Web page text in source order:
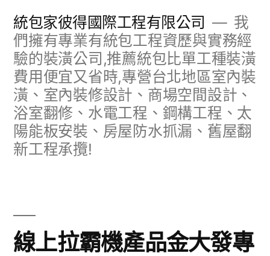
統包家彼得國際工程有限公司
我
們擁有專業有統包工程資歷與實務經
驗的裝潢公司,推薦統包比單工種裝潢
費用便宜又省時,專營台北地區室內裝
潢、室內裝修設計、商場空間設計、
浴室翻修、水電工程、鋼構工程、太
陽能板安裝、房屋防水抓漏、舊屋翻
新工程承攬!
線上拉霸機產品金大發專